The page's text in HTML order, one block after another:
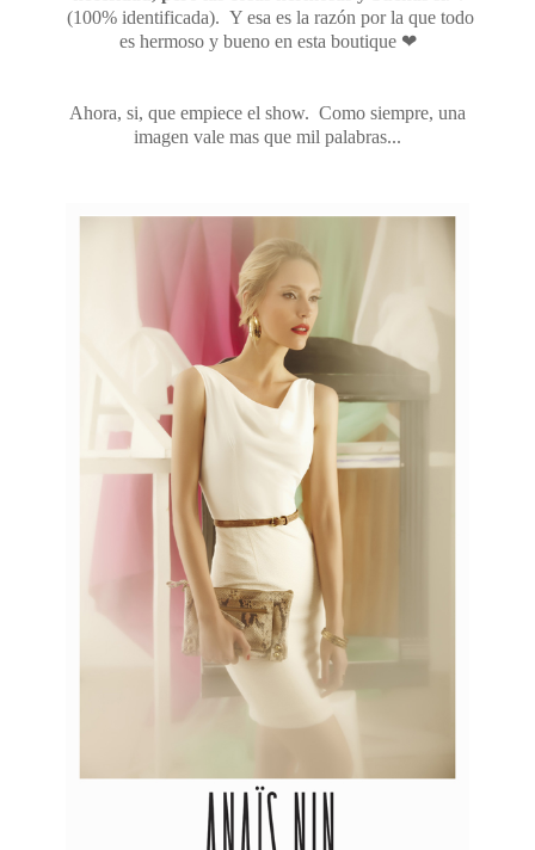
(100% identificada). Y esa es la razón por la que todo
es hermoso y bueno en esta boutique ❤
Ahora, si, que empiece el show. Como siempre, una
imagen vale mas que mil palabras...